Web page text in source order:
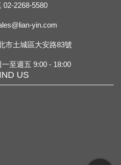
02-2268-5580
yin.com
市土城區大安路83號
至週五 9:00 - 18:00
US